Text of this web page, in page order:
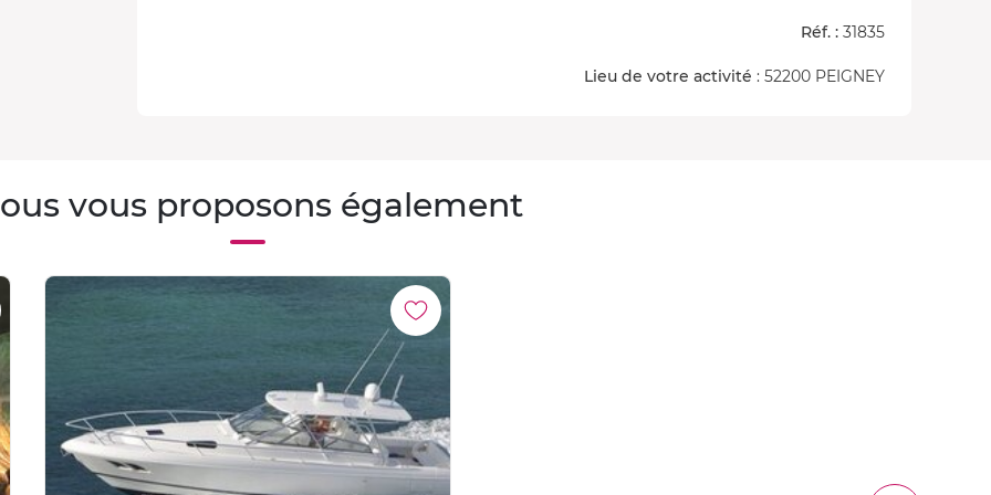
Réf. : 31835
Lieu de votre activité : 52200 PEIGNEY
vous proposons également